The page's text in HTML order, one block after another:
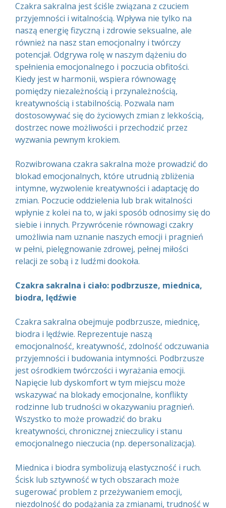
Czakra sakralna jest ściśle związana z czuciem
przyjemności i witalnością. Wpływa nie tylko na
naszą energię fizyczną i zdrowie seksualne, ale
również na nasz stan emocjonalny i twórczy
potencjał. Odgrywa rolę w naszym dążeniu do
spełnienia emocjonalnego i poczucia obfitości.
Kiedy jest w harmonii, wspiera równowagę
pomiędzy niezależnością i przynależnością,
kreatywnością i stabilnością. Pozwala nam
dostosowywać się do życiowych zmian z lekkością,
dostrzec nowe możliwości i przechodzić przez
wyzwania pewnym krokiem.
Rozwibrowana czakra sakralna może prowadzić do
blokad emocjonalnych, które utrudnią zbliżenia
intymne, wyzwolenie kreatywności i adaptację do
zmian. Poczucie oddzielenia lub brak witalności
wpłynie z kolei na to, w jaki sposób odnosimy się do
siebie i innych. Przywrócenie równowagi czakry
umożliwia nam uznanie naszych emocji i pragnień
w pełni, pielęgnowanie zdrowej, pełnej miłości
relacji ze sobą i z ludźmi dookoła.
Czakra sakralna i ciało: podbrzusze, miednica,
biodra, lędźwie
Czakra sakralna obejmuje podbrzusze, miednicę,
biodra i lędźwie. Reprezentuje naszą
emocjonalność, kreatywność, zdolność odczuwania
przyjemności i budowania intymności. Podbrzusze
jest ośrodkiem twórczości i wyrażania emocji.
Napięcie lub dyskomfort w tym miejscu może
wskazywać na blokady emocjonalne, konflikty
rodzinne lub trudności w okazywaniu pragnień.
Wszystko to może prowadzić do braku
kreatywności, chronicznej znieczulicy i stanu
emocjonalnego nieczucia (np. depersonalizacja).
Miednica i biodra symbolizują elastyczność i ruch.
Ścisk lub sztywność w tych obszarach może
sugerować problem z przeżywaniem emocji,
niezdolność do podążania za zmianami, trudność w